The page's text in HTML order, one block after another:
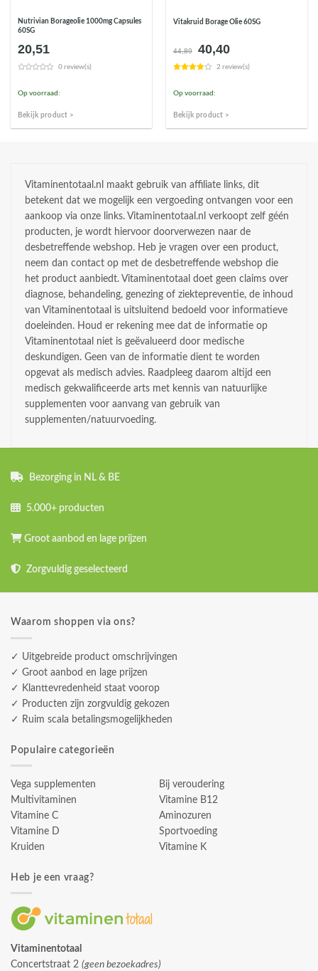
Nutrivian Borageolie 1000mg Capsules
60SG
20,51
0 review(s)
Op voorraad:
Bekijk product >
Vitakruid Borage Olie 60SG
44,89
Oorspronkelijke
prijs
was:
40,40Huidige
prijs
is:
2 review(s)
Op voorraad:
Bekijk product >
Vitaminentotaal.nl maakt gebruik van affiliate links, dit
betekent dat we mogelijk een vergoeding ontvangen voor een
aankoop via onze links. Vitaminentotaal.nl verkoopt zelf géén
producten, je wordt hiervoor doorverwezen naar de
desbetreffende webshop. Heb je vragen over een product,
neem dan contact op met de desbetreffende webshop die
het product aanbiedt. Vitaminentotaal doet geen claims over
diagnose, behandeling, genezing of ziektepreventie, de inhoud
van Vitaminentotaal is uitsluitend bedoeld voor informatieve
doeleinden. Houd er rekening mee dat de informatie op
Vitaminentotaal niet is geëvalueerd door medische
deskundigen. Geen van de informatie dient te worden
opgevat als medisch advies. Raadpleeg daarom altijd een
medisch gekwalificeerde arts met kennis van natuurlijke
supplementen voor aanvang van gebruik van
supplementen/natuurvoeding.
Bezorging in NL & BE
5.000+ producten
Groot aanbod en lage prijzen
Zorgvuldig geselecteerd
Waarom shoppen via ons?
✓ Uitgebreide product omschrijvingen
✓ Groot aanbod en lage prijzen
✓ Klanttevredenheid staat voorop
✓ Producten zijn zorgvuldig gekozen
✓ Ruim scala betalingsmogelijkheden
Populaire categorieën
Vega supplementen
Multivitaminen
Vitamine C
Vitamine D
Kruiden
Bij veroudering
Vitamine B12
Aminozuren
Sportvoeding
Vitamine K
Heb je een vraag?
Vitaminentotaal
Concertstraat 2 (geen bezoekadres)